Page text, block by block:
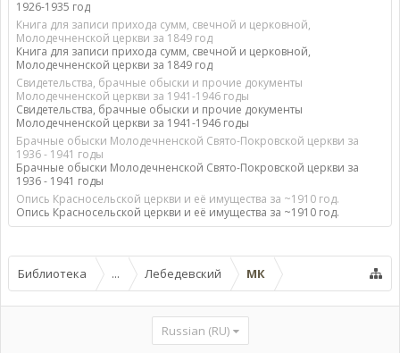
1926-1935 год
Книга для записи прихода сумм, свечной и церковной,
Молодечненской церкви за 1849 год
Книга для записи прихода сумм, свечной и церковной,
Молодечненской церкви за 1849 год
Свидетельства, брачные обыски и прочие документы
Молодечненской церкви за 1941-1946 годы
Свидетельства, брачные обыски и прочие документы
Молодечненской церкви за 1941-1946 годы
Брачные обыски Молодечненской Свято-Покровской церкви за
1936 - 1941 годы
Брачные обыски Молодечненской Свято-Покровской церкви за
1936 - 1941 годы
Опись Красносельской церкви и её имущества за ~1910 год.
Опись Красносельской церкви и её имущества за ~1910 год.
Библиотека ... Лебедевский МК
Russian (RU)